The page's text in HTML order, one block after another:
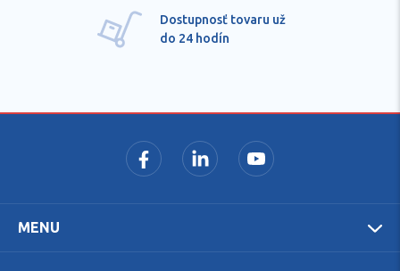
Dostupnosť tovaru už
do 24 hodín
MENU